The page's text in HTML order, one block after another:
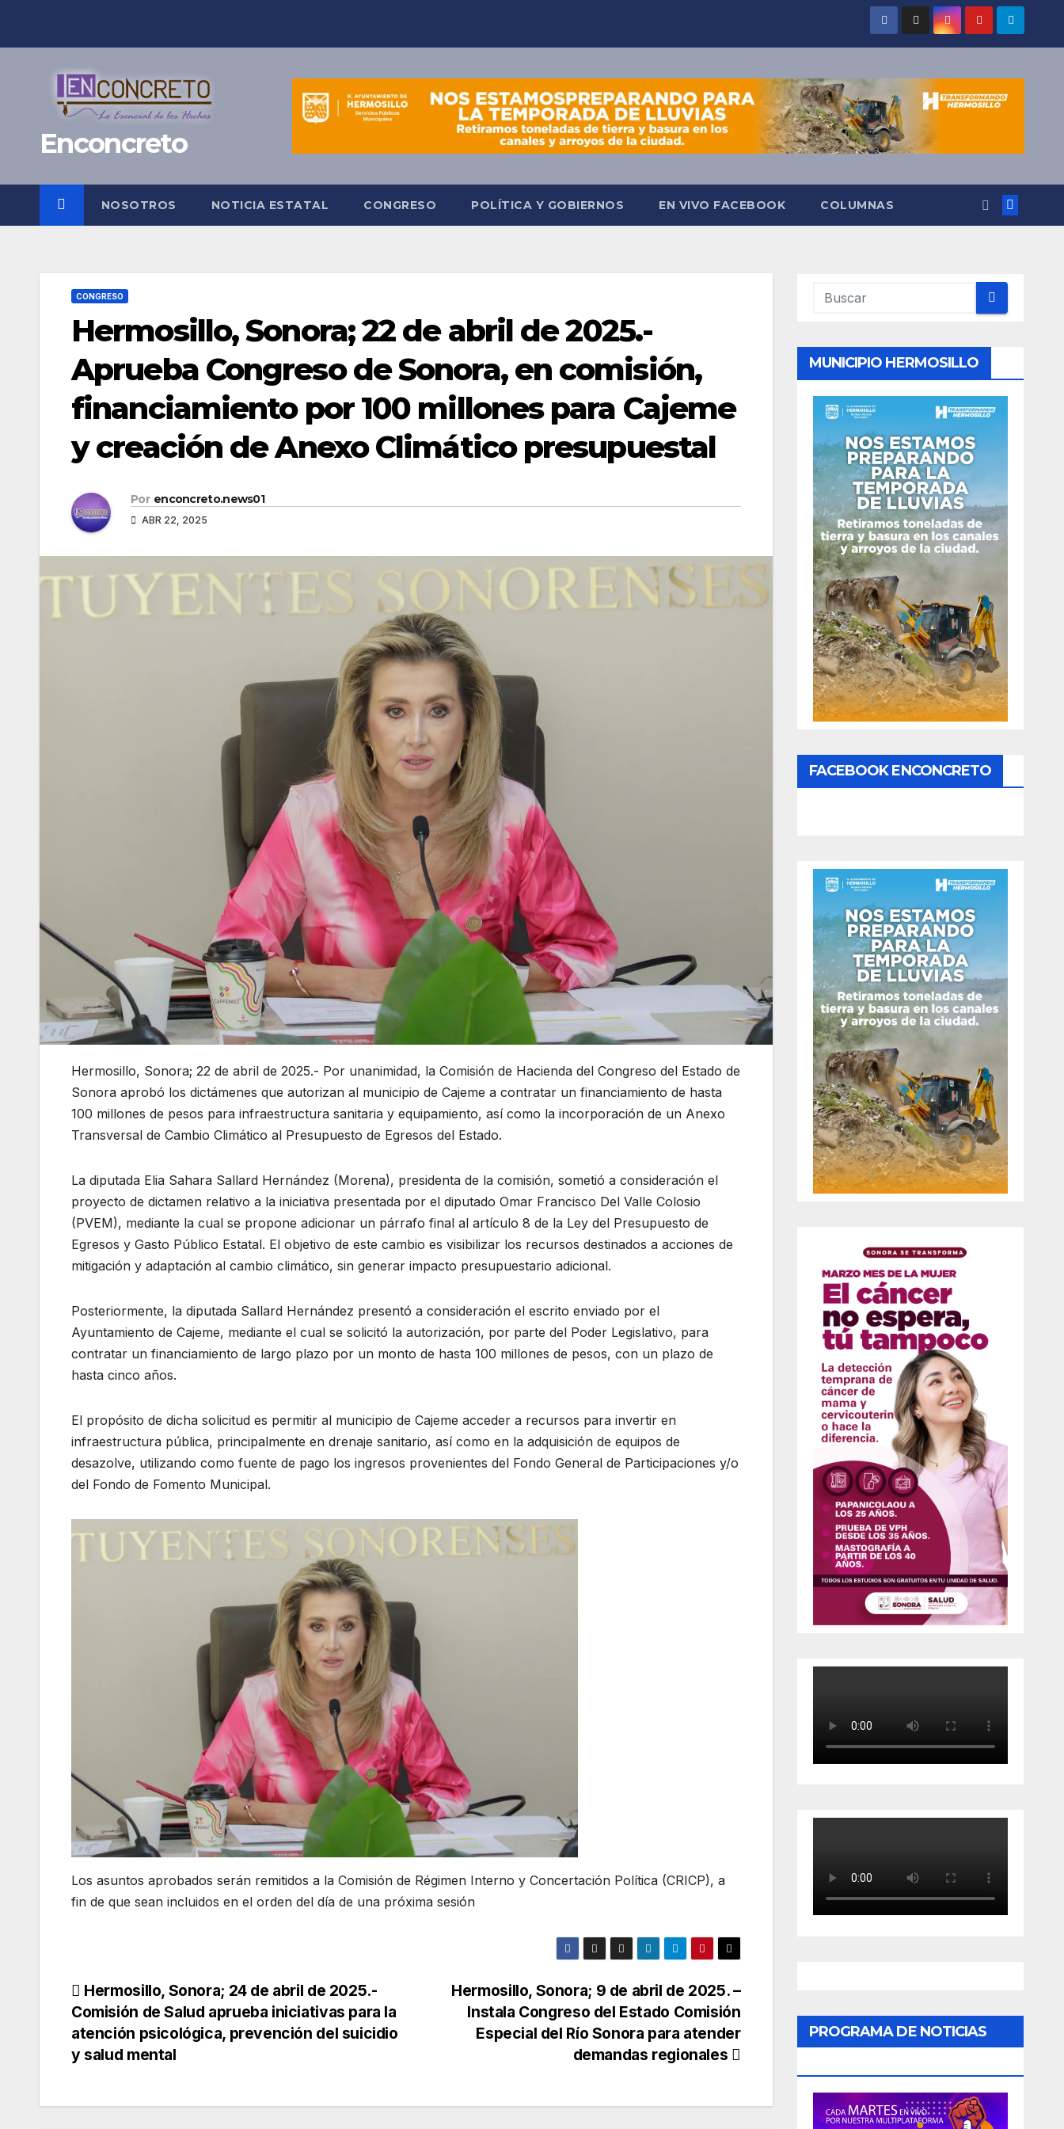
Enconcreto
NOSOTROS NOTICIA ESTATAL CONGRESO POLÍTICA Y GOBIERNOS EN VIVO FACEBOOK COLUMNAS
CONGRESO
Hermosillo, Sonora; 22 de abril de 2025.-
Aprueba Congreso de Sonora, en comisión,
financiamiento por 100 millones para Cajeme
y creación de Anexo Climático presupuestal
Por enconcreto.news01
ABR 22, 2025
Hermosillo, Sonora; 22 de abril de 2025.- Por unanimidad, la Comisión de Hacienda del Congreso del Estado de
Sonora aprobó los dictámenes que autorizan al municipio de Cajeme a contratar un financiamiento de hasta
100 millones de pesos para infraestructura sanitaria y equipamiento, así como la incorporación de un Anexo
Transversal de Cambio Climático al Presupuesto de Egresos del Estado.
La diputada Elia Sahara Sallard Hernández (Morena), presidenta de la comisión, sometió a consideración el
proyecto de dictamen relativo a la iniciativa presentada por el diputado Omar Francisco Del Valle Colosio
(PVEM), mediante la cual se propone adicionar un párrafo final al artículo 8 de la Ley del Presupuesto de
Egresos y Gasto Público Estatal. El objetivo de este cambio es visibilizar los recursos destinados a acciones de
mitigación y adaptación al cambio climático, sin generar impacto presupuestario adicional.
Posteriormente, la diputada Sallard Hernández presentó a consideración el escrito enviado por el
Ayuntamiento de Cajeme, mediante el cual se solicitó la autorización, por parte del Poder Legislativo, para
contratar un financiamiento de largo plazo por un monto de hasta 100 millones de pesos, con un plazo de
hasta cinco años.
El propósito de dicha solicitud es permitir al municipio de Cajeme acceder a recursos para invertir en
infraestructura pública, principalmente en drenaje sanitario, así como en la adquisición de equipos de
desazolve, utilizando como fuente de pago los ingresos provenientes del Fondo General de Participaciones y/o
del Fondo de Fomento Municipal.
Los asuntos aprobados serán remitidos a la Comisión de Régimen Interno y Concertación Política (CRICP), a
fin de que sean incluidos en el orden del día de una próxima sesión
Navegación
de
entradas
Hermosillo, Sonora; 9 de abril de 2025. –
Instala Congreso del Estado Comisión
Especial del Río Sonora para atender
demandas regionales
Hermosillo, Sonora; 24 de abril de 2025.-
Comisión de Salud aprueba iniciativas para la
atención psicológica, prevención del suicidio
y salud mental
MUNICIPIO HERMOSILLO
FACEBOOK ENCONCRETO
PROGRAMA DE NOTICIAS